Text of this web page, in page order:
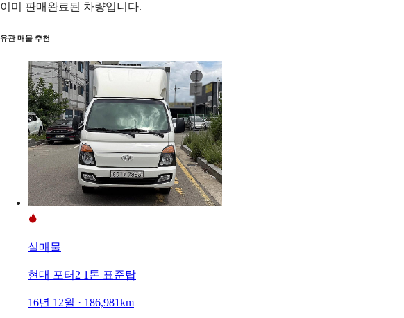
이미 판매완료된 차량입니다.
유관 매물 추천
실매물
현대 포터2 1톤 표준탑
16년 12월 · 186,981km